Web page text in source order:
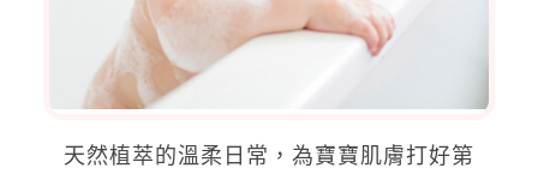
天然植萃的溫柔日常，為寶寶肌膚打好第